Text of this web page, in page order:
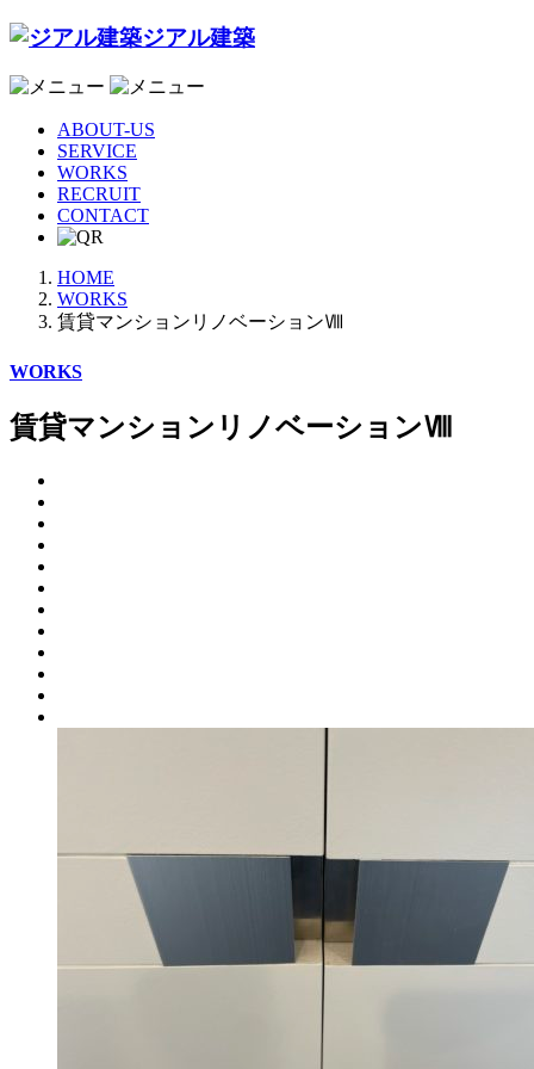
ジアル建築
ABOUT-US
SERVICE
WORKS
RECRUIT
CONTACT
HOME
WORKS
賃貸マンションリノベーションⅧ
WORKS
賃貸マンションリノベーションⅧ